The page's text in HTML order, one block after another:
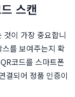
스캔
이 가장 중요합니
를 보여주는지 확
코드를 스마트폰
결되어 정품 인증이